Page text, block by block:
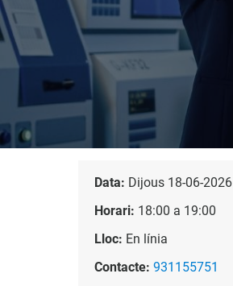
Data: Dijous 18-06-2026
Horari: 18:00 a 19:00
Lloc: En línia
Contacte: 931155751